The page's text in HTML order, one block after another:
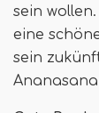
sein
eine
sein